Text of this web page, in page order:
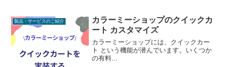
製品・サービスのご紹介
カラーミーショップのクイックカ
ート カスタマイズ
カラーミーショップには、クイックカー
ト という機能が潜んでいます。いくつか
の有料...